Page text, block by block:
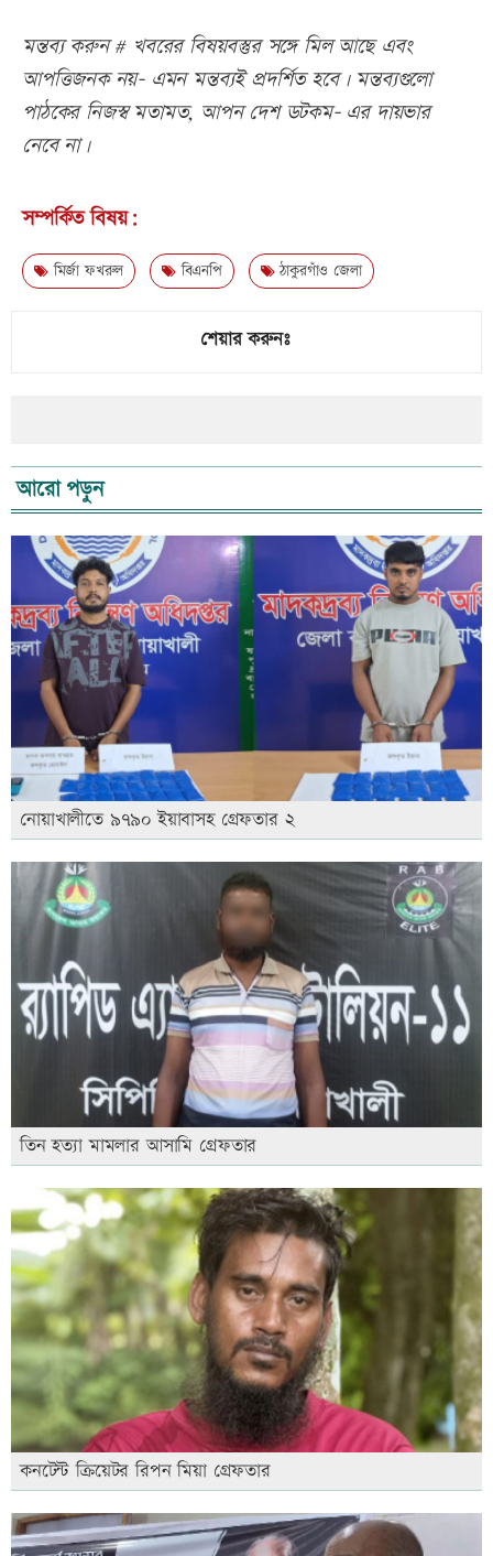
মন্তব্য করুন # খবরের বিষয়বস্তুর সঙ্গে মিল আছে এবং
আপত্তিজনক নয়- এমন মন্তব্যই প্রদর্শিত হবে। মন্তব্যগুলো
পাঠকের নিজস্ব মতামত, আপন দেশ ডটকম- এর দায়ভার
নেবে না।
সম্পর্কিত বিষয়:
মির্জা ফখরুল বিএনপি ঠাকুরগাঁও জেলা
শেয়ার করুনঃ
আরো পড়ুন
নোয়াখালীতে ৯৭৯০ ইয়াবাসহ গ্রেফতার ২
তিন হত্যা মামলার আসামি গ্রেফতার
কনটেন্ট ক্রিয়েটর রিপন মিয়া গ্রেফতার